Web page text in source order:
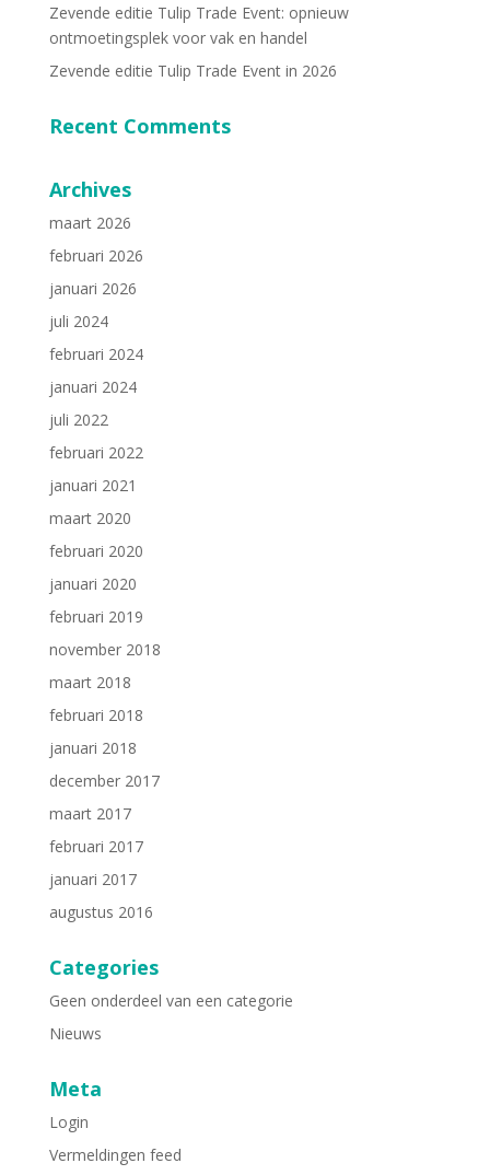
Zevende editie Tulip Trade Event: opnieuw
ontmoetingsplek voor vak en handel
Zevende editie Tulip Trade Event in 2026
Recent Comments
Archives
maart 2026
februari 2026
januari 2026
juli 2024
februari 2024
januari 2024
juli 2022
februari 2022
januari 2021
maart 2020
februari 2020
januari 2020
februari 2019
november 2018
maart 2018
februari 2018
januari 2018
december 2017
maart 2017
februari 2017
januari 2017
augustus 2016
Categories
Geen onderdeel van een categorie
Nieuws
Meta
Login
Vermeldingen feed